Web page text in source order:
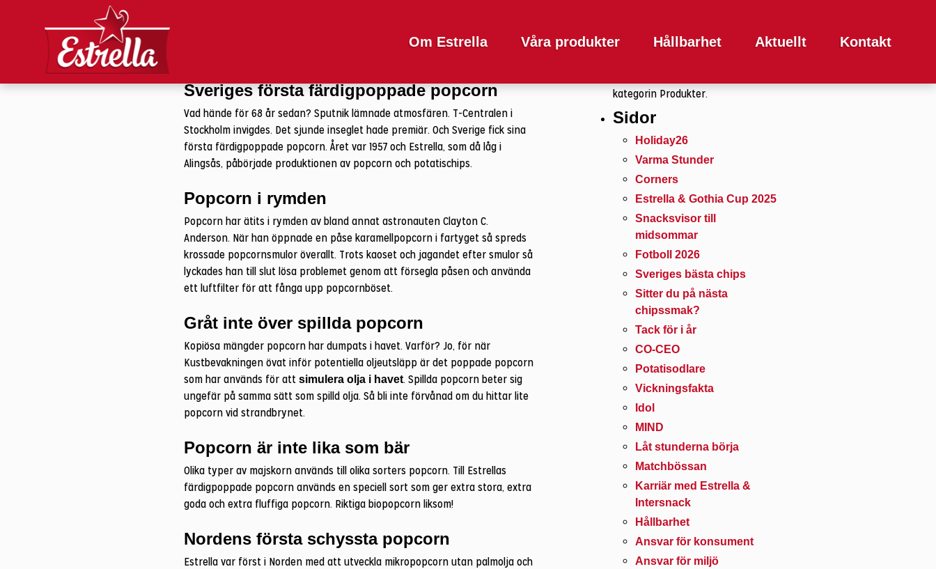
Om Estrella Våra produkter Hållbarhet Aktuellt Kontakt
Den 19 januari är det internationella popcorndagen. Det firar vi med några
Sveriges första färdigpoppade popcorn
Vad hände för 68 år sedan? Sputnik lämnade atmosfären. T-Centralen i
Stockholm invigdes. Det sjunde inseglet hade premiär. Och Sverige fick sina
första färdigpoppade popcorn. Året var 1957 och Estrella, som då låg i
Alingsås, påbörjade produktionen av popcorn och potatischips.
Popcorn i rymden
Popcorn har ätits i rymden av bland annat astronauten Clayton C.
Anderson. När han öppnade en påse karamellpopcorn i fartyget så spreds
krossade popcornsmulor överallt. Trots kaoset och jagandet efter smulor så
lyckades han till slut lösa problemet genom att försegla påsen och använda
ett luftfilter för att fånga upp popcornböset.
Gråt inte över spillda popcorn
Kopiösa mängder popcorn har dumpats i havet. Varför? Jo, för när
Kustbevakningen övat inför potentiella oljeutsläpp är det poppade popcorn
som har används för att simulera olja i havet. Spillda popcorn beter sig
ungefär på samma sätt som spilld olja. Så bli inte förvånad om du hittar lite
popcorn vid strandbrynet.
Popcorn är inte lika som bär
Olika typer av majskorn används till olika sorters popcorn. Till Estrellas
färdigpoppade popcorn används en speciell sort som ger extra stora, extra
goda och extra fluffiga popcorn. Riktiga biopopcorn liksom!
Nordens första schyssta popcorn
Estrella var först i Norden med att utveckla mikropopcorn utan palmolja och
kategorin Produkter.
Sidor
Holiday26
Varma Stunder
Corners
Estrella & Gothia Cup 2025
Snacksvisor till
midsommar
Fotboll 2026
Sveriges bästa chips
Sitter du på nästa
chipssmak?
Tack för i år
CO-CEO
Potatisodlare
Vickningsfakta
Idol
MIND
Låt stunderna börja
Matchbössan
Karriär med Estrella &
Intersnack
Hållbarhet
Ansvar för konsument
Ansvar för miljö